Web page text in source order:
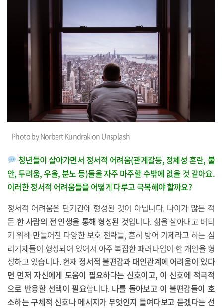
Photo by Norbert Kundrak on Unsplash
청년들이 살아가면서 정서적 어려움(관계갈등, 정체성 혼란, 불
안, 두려움, 우울, 분노 등)들을 자주 마주할 수밖에 없을 것 같아요.
이러한 정서적 어려움들을 어떻게 다루고 극복해야 할까요?
정서적 어려움은 단기간에 형성된 것이 아닙니다. 나이가 많든 적
든 한 사람의 전 인생을 통해 형성된 것입니다. 삶을 살아내고 버티
기 위해 만들어진 다양한 보호 전략들, 흔히 방어 기제라고 하는 심
리기제들이 형성되어 있어서 아주 복잡한 패러다임이 한 개인을 형
성하고 있습니다. 현재 정서적 불편감과 대인관계에 어려움이 있다
면 먼저 자신에게 도움이 필요하다는 신호이고, 이 신호에 적극적
으로 반응할 선택이 필요합니다. 나를 돌아보고 이 불편감들이 호
소하는 구체적 신호나 메시지가 무엇인지 들여다보고 듣겠다는 선